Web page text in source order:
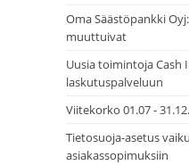
Oma Säästöpankki
muuttuivat
Uusia toimintoja Cash
laskutuspalveluun
Viitekorko 01.07 -
Tietosuoja-asetus
asiakassopimuksiin